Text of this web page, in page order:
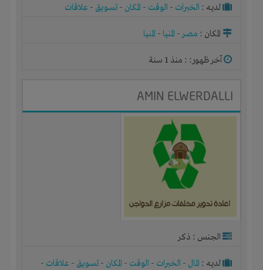
لديـه : الخبرات - الوقت - المكان - تسويق - علاقات
المكان : مصر- المنيا - المنيا
آخر ظهور: : منذ 1 سنة
AMIN ELWERDALLI
الجنس : ذكر
لديـه : المال - الخبرات - الوقت - المكان - تسويق - علاقات -